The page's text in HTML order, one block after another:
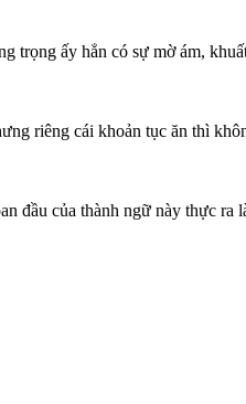
trọng ấy hẳn có sự mờ ám,
riêng cái khoản tục ăn thì
của thành ngữ này thực ra